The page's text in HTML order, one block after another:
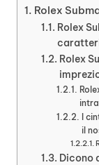
Rolex
Rolex
Rolex
I
il
Dicono